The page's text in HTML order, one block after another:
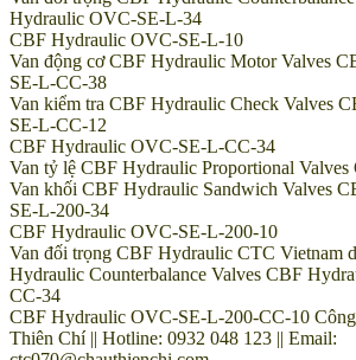
Hydraulic OVC-SE-L-34
CBF Hydraulic OVC-SE-L-10
Van động cơ CBF Hydraulic Motor Valves
SE-L-CC-38
Van kiểm tra CBF Hydraulic Check Valves
SE-L-CC-12
CBF Hydraulic OVC-SE-L-CC-34
Van tỷ lệ CBF Hydraulic Proportional
Van khối CBF Hydraulic Sandwich Valves
SE-L-200-34
CBF Hydraulic OVC-SE-L-200-10
Van đối trọng CBF Hydraulic CTC Vietnam
Hydraulic Counterbalance Valves CBF
CC-34
CBF Hydraulic OVC-SE-L-200-CC-10
Thiên Chí || Hotline: 0932 048 123 || Email: